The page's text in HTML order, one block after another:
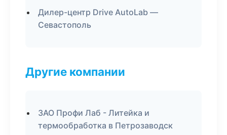
Дилер-центр Drive AutoLab —
Севастополь
Другие компании
ЗАО Профи Лаб - Литейка и
термообработка в Петрозаводск